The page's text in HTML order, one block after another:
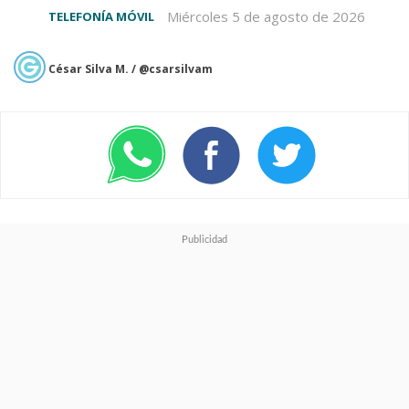
alianzas estratégicas
Miércoles 5 de agosto de 2026
TELEFONÍA MÓVIL
César Silva M. / @csarsilvam